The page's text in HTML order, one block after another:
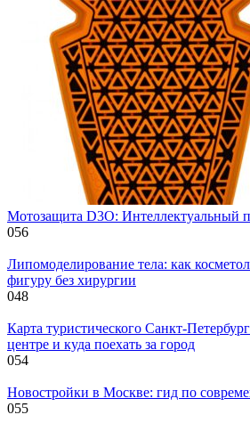
Мотозащита D3O: Интеллектуальный
056
Липомоделирование тела: как
фигуру без хирургии
048
Карта туристического Санкт-
центре и куда поехать за город
054
Новостройки в Москве: гид по
055